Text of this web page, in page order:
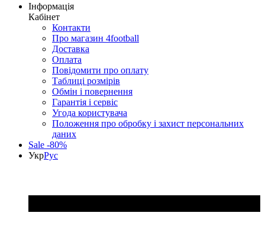
Інформація
Кабінет
Контакти
Про магазин 4football
Доставка
Оплата
Повідомити про оплату
Таблиці розмірів
Обмін і повернення
Гарантія і сервіс
Угода користувача
Положення про обробку і захист персональних
даних
Sale -80%
УкрРус